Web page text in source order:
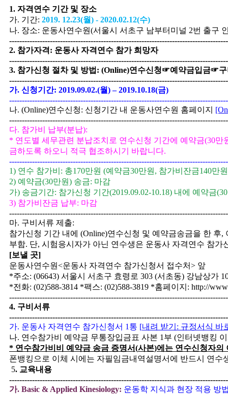
1. 자격연수 기간 및 장소
가. 기간: 2019. 12.23(월) - 2020.02.12(수)
나. 장소: 운동사연수원(서울시 서초구 남부터미널 2번 출구
2. 참가자격: 운동사 자격연수 참가 희망자
3. 참가신청 절차 및 방법 : (Online)연수신청☞예약금입금☞
가. 신청기간: 2019.09.02.(월)–2019.10.18(금)
나. (Online)연수신청: 신청기간 내 운동사연수원 홈페이지
다. 참가비 납부(분납):
* 연도별 세무관련 분납조치로 연수신청 기간에 예약금(30만
금하도록 하오니 적극 협조하시기 바랍니다.
1) 연수 참가비 : 총170만원 (예약금30만원 , 참가비잔금140만
2) 예약금(30만원) 송금: 마감
가) 송금기간: 참가신청 기간(2019.09.02-10.18) 내에 예약금(30
3) 참가비잔금 납부: 마감
마. 구비서류 제출:
참가신청 기간 내에 (Online)연수신청 및 예약금송금을 한 후,
부함. 단, 시험응시자가 아닌 연수생은 운동사 자격연수 참가
[보낼 곳]
운동사연수원<운동사 자격연수 참가신청서 접수처> 앞
*주소: (06643) 서울시 서초구 효령로 303 (서초동) 강남상가
*전화: (02)588-3814 *팩스: (02)588-3819 *홈페이지 : http://
4. 구비서류
가. 운동사 자격연수 참가신청서 1 통 [내려 받기 : 규정서식 바
나. 연수참가비 예약금 무통장입금표 사본 1 부 (인터넷뱅킹
* 연수참가비비 예약금 송금 증명서(사본)에는 연수신청자의
폰뱅킹으로 이체 시에는 자필임금내역설명서에 반드시 연수
5. 교육내용
가. Basic & Applied Kinesiology: 운동학 지식과 현장 적용 방